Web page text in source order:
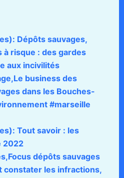
Dépôts sauvages,
risque : des gardes
aux incivilités
business des
dans les Bouches-
#marseille
Tout savoir : les
2022
dépôts sauvages
constater les infractions,